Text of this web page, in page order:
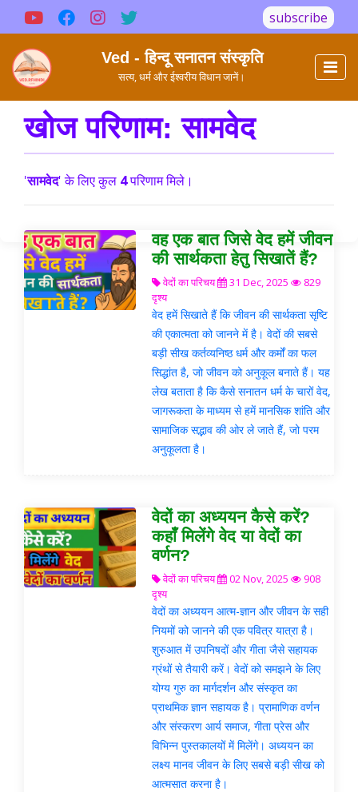
subscribe
Ved - हिन्दू सनातन संस्कृति
सत्य, धर्म और ईश्वरीय विधान जानें।
खोज परिणाम: सामवेद
'सामवेद' के लिए कुल 4परिणाम मिले।
वह एक बात जिसे वेद हमें जीवन
की सार्थकता हेतु सिखातें हैं?
वेदों का परिचय 31 Dec, 2025
829
दृश्य
​वेद हमें सिखाते हैं कि जीवन की सार्थकता सृष्टि
की एकात्मता को जानने में है। वेदों की सबसे
बड़ी सीख कर्तव्यनिष्ठ धर्म और कर्मों का फल
सिद्धांत है, जो जीवन को अनुकूल बनाते हैं। यह
लेख बताता है कि कैसे सनातन धर्म के चारों वेद,
जागरूकता के माध्यम से हमें मानसिक शांति और
सामाजिक सद्भाव की ओर ले जाते हैं, जो परम
अनुकूलता है।
वेदों का अध्ययन कैसे करें?
कहाँ मिलेंगे वेद या वेदों का
वर्णन?
वेदों का परिचय 02 Nov, 2025
908
दृश्य
वेदों का अध्ययन आत्म-ज्ञान और जीवन के सही
नियमों को जानने की एक पवित्र यात्रा है।
शुरुआत में उपनिषदों और गीता जैसे सहायक
ग्रंथों से तैयारी करें। वेदों को समझने के लिए
योग्य गुरु का मार्गदर्शन और संस्कृत का
प्राथमिक ज्ञान सहायक है। प्रामाणिक वर्णन
और संस्करण आर्य समाज, गीता प्रेस और
विभिन्न पुस्तकालयों में मिलेंगे। अध्ययन का
लक्ष्य मानव जीवन के लिए सबसे बड़ी सीख को
आत्मसात करना है।